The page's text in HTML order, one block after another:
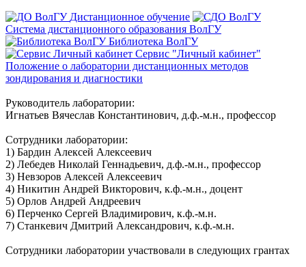
Дистанционное обучение
Система дистанционного образования ВолГУ
Библиотека ВолГУ
Сервис "Личный кабинет"
Положение о лаборатории дистанционных методов
зондирования и диагностики
Руководитель лаборатории:
Игнатьев Вячеслав Константинович, д.ф.-м.н., профессор
Сотрудники лаборатории:
1) Бардин Алексей Алексеевич
2) Лебедев Николай Геннадьевич, д.ф.-м.н., профессор
3) Невзоров Алексей Алексеевич
4) Никитин Андрей Викторович, к.ф.-м.н., доцент
5) Орлов Андрей Андреевич
6) Перченко Сергей Владимирович, к.ф.-м.н.
7) Станкевич Дмитрий Александрович, к.ф.-м.н.
Сотрудники лаборатории участвовали в следующих грантах